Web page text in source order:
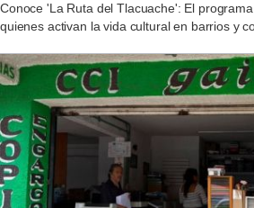
Conoce 'La Ruta del Tlacuache': El
quienes activan la vida cultural en barrios y